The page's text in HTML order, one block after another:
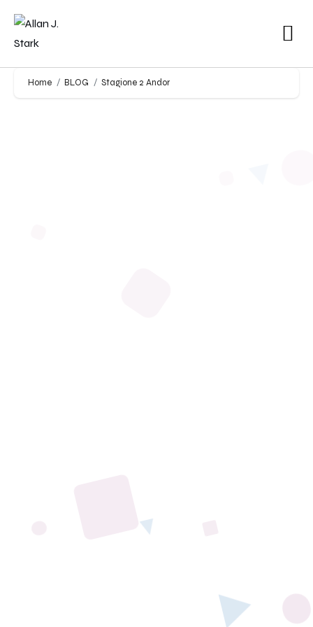
Home BLOG Stagione 2 Andor